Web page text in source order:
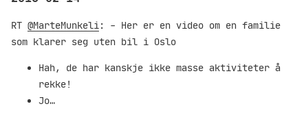
RT @MarteMunkeli: - Her er en video om en familie
som klarer seg uten bil i Oslo
Hah, de har kanskje ikke masse aktiviteter å
rekke!
Jo…